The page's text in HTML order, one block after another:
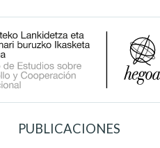
PUBLICACIONES